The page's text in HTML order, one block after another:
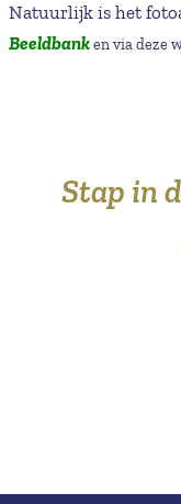
Natuurlijk is het
Beeldbanken via deze
Stap in